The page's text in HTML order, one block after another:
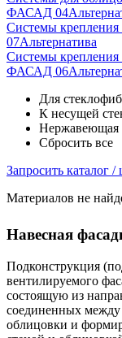
ФАСАД 04
Системы
07Альтернатива
Cистемы
ФАСАД 06
Для
К несущей
Нержавеющая
Сбросить все
Запросить каталог /
Материалов не
Навесная
Подконструкция
вентилируемого
состоящую из
соединенных между
облицовки и